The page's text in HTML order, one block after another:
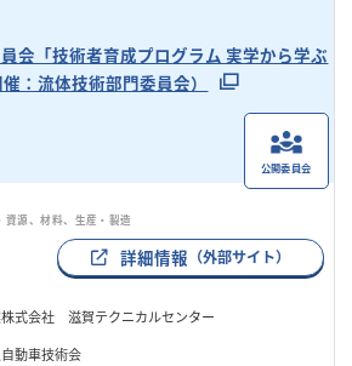
会「技術者育成プログラム 実学から学ぶ
：流体技術部門委員会）
公開委員会
源、材料、生産・製造
詳細情報 （外部サイト）
式会社 滋賀テクニカルセンター
動車技術会